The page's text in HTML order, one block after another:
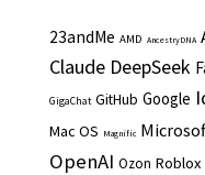
23andMe AMD AncestryDNA
Claude DeepSeek
GigaChat GitHub Google
Mac OS Magnific
OpenAI Ozon Roblox